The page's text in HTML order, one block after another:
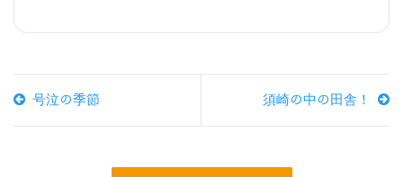
号泣の季節 須崎の中の田舎！